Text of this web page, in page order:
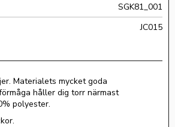
SGK81_001
JC015
Materialets mycket goda
håller dig torr närmast
polyester.